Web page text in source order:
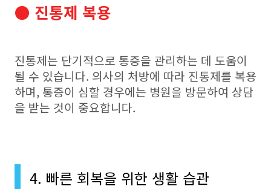
● 진통제 복용
진통제는 단기적으로 통증을 관리하는 데 도움이
될 수 있습니다. 의사의 처방에 따라 진통제를 복용
하며, 통증이 심할 경우에는 병원을 방문하여 상담
을 받는 것이 중요합니다.
4. 빠른 회복을 위한 생활 습관